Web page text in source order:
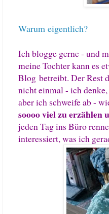
Warum eigentlich?
Ich blogge gerne - und
meine Tochter kann es
Blog betreibt. Der Rest
nicht einmal - ich
aber ich schweife ab -
soooo viel zu erzählen
jeden Tag ins Büro
interessiert, was ich